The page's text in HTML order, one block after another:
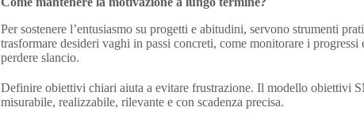
Per sostenere l’entusiasmo su progetti e abitudini, servono strumenti
trasformare desideri vaghi in passi concreti, come monitorare i progressi
perdere slancio.
Definire obiettivi chiari aiuta a evitare frustrazione. Il modello obiettivi
misurabile, realizzabile, rilevante e con scadenza precisa.